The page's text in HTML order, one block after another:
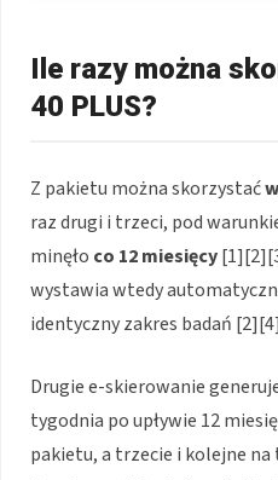
Ile razy można
40 PLUS?
Z pakietu można skorzystać
raz drugi i trzeci, pod
minęło co 12 miesięcy
wystawia wtedy
identyczny zakres badań
Drugie e-skierowanie
tygodnia po upływie 12
pakietu, a trzecie i kolejne